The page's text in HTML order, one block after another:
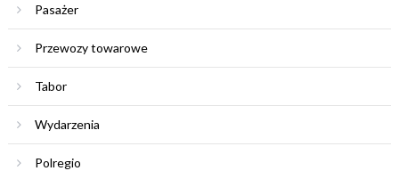
Pasażer
Przewozy towarowe
Tabor
Wydarzenia
Polregio